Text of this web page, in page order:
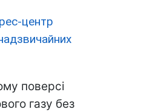
центр
поверсі
газу без